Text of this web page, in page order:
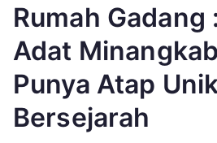
Rumah Gadang
Adat
Punya Atap
Bersejarah